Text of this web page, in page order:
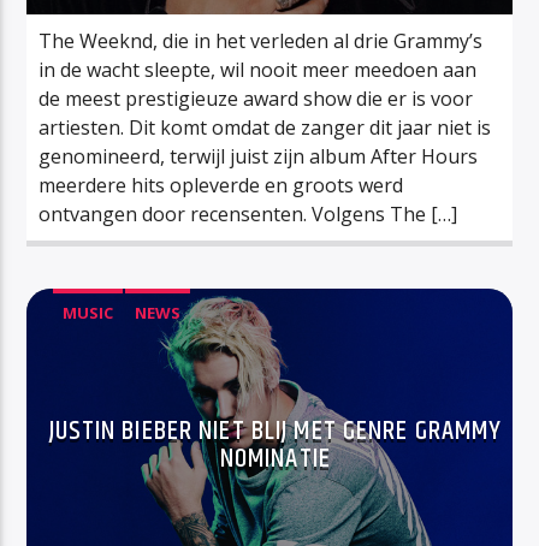
The Weeknd, die in het verleden al drie Grammy’s
in de wacht sleepte, wil nooit meer meedoen aan
de meest prestigieuze award show die er is voor
artiesten. Dit komt omdat de zanger dit jaar niet is
genomineerd, terwijl juist zijn album After Hours
meerdere hits opleverde en groots werd
ontvangen door recensenten. Volgens The […]
MUSIC NEWS
JUSTIN BIEBER NIET BLIJ MET GENRE GRAMMY
NOMINATIE